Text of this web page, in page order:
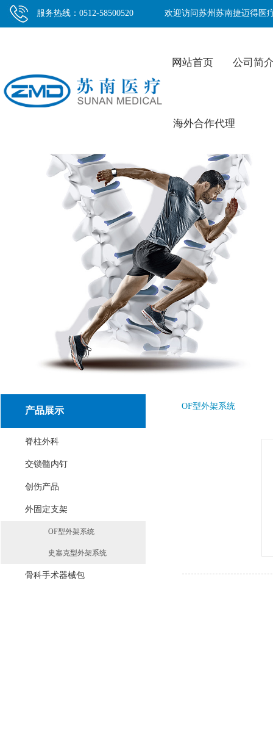
服务热线：0512-58500520 欢迎访问苏州苏南捷迈得医
网站首页 公司简
海外合作代理
产品展示
脊柱外科
交锁髓内钉
创伤产品
外固定支架
OF型外架系统
史塞克型外架系统
骨科手术器械包
OF型外架系统